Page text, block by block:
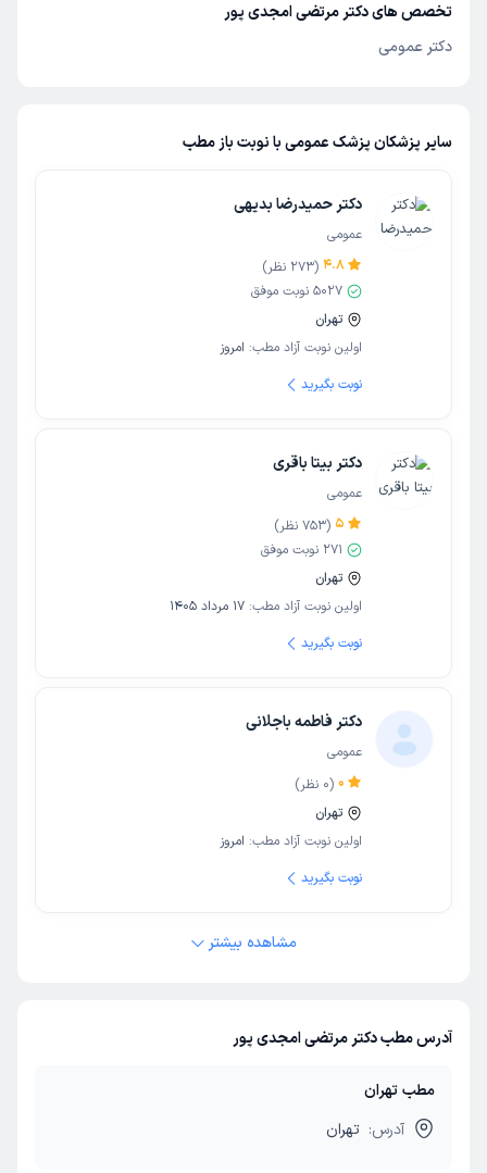
تخصص های دکتر مرتضی امجدی پور
دکتر عمومی
سایر پزشکان پزشک عمومی با نوبت باز مطب
دکتر حمیدرضا بدیهی
عمومی
4.8
(
273 نظر)
5027 نوبت موفق
تهران
اولین نوبت آزاد مطب: امروز
نوبت بگیرید
دکتر بیتا باقری
عمومی
5
(
753 نظر)
271 نوبت موفق
تهران
اولین نوبت آزاد مطب: 17 مرداد 1405
نوبت بگیرید
دکتر فاطمه باجلانی
عمومی
0
(
0 نظر)
تهران
اولین نوبت آزاد مطب: امروز
نوبت بگیرید
مشاهده بیشتر
آدرس مطب دکتر مرتضی امجدی پور
مطب تهران
آدرس: تهران